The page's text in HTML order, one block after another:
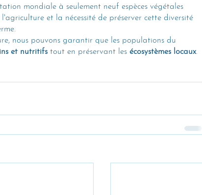
mondiale à seulement neuf espèces végétales
et la nécessité de préserver cette diversité
nous pouvons garantir que les populations du
et nutritifs tout en préservant les écosystèmes locaux.